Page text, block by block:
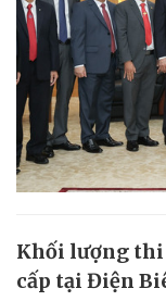
Khối lượng thi
cấp tại Điện